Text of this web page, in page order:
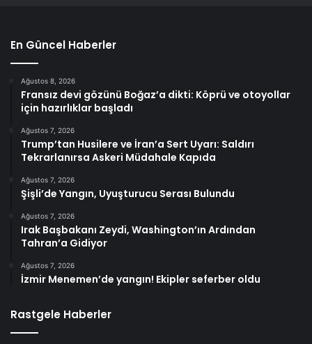
En Güncel Haberler
Ağustos 8, 2026
Fransız devi gözünü Boğaz’a dikti: Köprü ve otoyollar
için hazırlıklar başladı
Ağustos 7, 2026
Trump’tan Husilere ve İran’a Sert Uyarı: Saldırı
Tekrarlanırsa Askeri Müdahale Kapıda
Ağustos 7, 2026
Şişli’de Yangın, Uyuşturucu Serası Bulundu
Ağustos 7, 2026
Irak Başbakanı Zeydi, Washington’ın Ardından
Tahran’a Gidiyor
Ağustos 7, 2026
İzmir Menemen’de yangın! Ekipler seferber oldu
Rastgele Haberler